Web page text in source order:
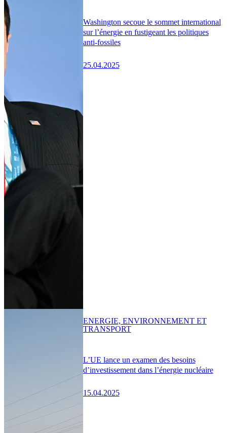
Washington secoue le sommet international
sur l’énergie en fustigeant les politiques
anti-fossiles
25.04.2025
L’UE lance un examen des besoins
d’investissement dans l’énergie nucléaire
15.04.2025
ENERGIE, ENVIRONNEMENT ET
TRANSPORT